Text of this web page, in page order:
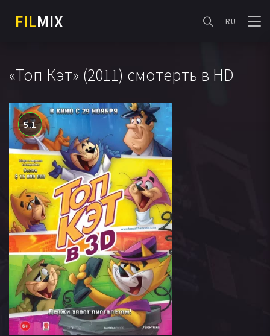
FILMIX RU
«Топ Кэт» (2011) смотерть в HD
5.1